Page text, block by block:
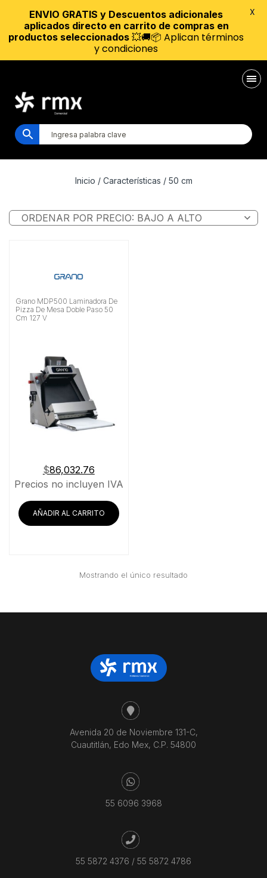
Inicio / Características / 50 cm
Grano MDP500 Laminadora De
Pizza De Mesa Doble Paso 50
Cm 127 V
$86,032.76
Precios no incluyen IVA
AÑADIR AL CARRITO
Mostrando el único resultado
Avenida 20 de Noviembre 131-C,
Cuautitlán, Edo Mex, C.P. 54800
55 6096 3968
55 5872 4376 / 55 5872 4786
ENVIO GRATIS y Descuentos adicionales
aplicados directo en carrito de compras en
productos seleccionados 💥🚚📦 Aplican términos
y condiciones
X